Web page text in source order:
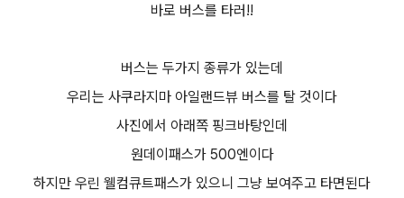
바로 버스를 타러!!
버스는 두가지 종류가 있는데
우리는 사쿠라지마 아일랜드뷰 버스를 탈 것이다
사진에서 아래쪽 핑크바탕인데
원데이패스가 500엔이다
하지만 우린 웰컴큐트패스가 있으니 그냥 보여주고 타면된다